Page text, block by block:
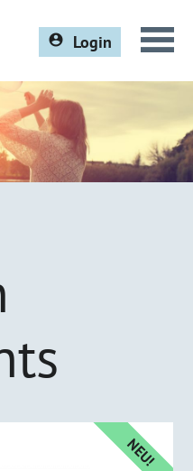
Unternehmen
Antworten
Login
NEU!